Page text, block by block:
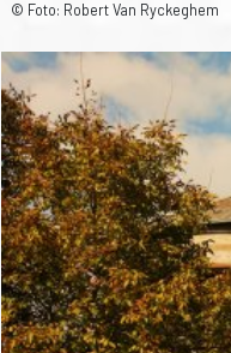
© Foto: Robert Van Ryckeghem